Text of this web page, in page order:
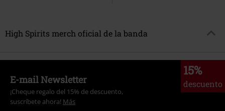
High Spirits merch oficial de la banda
15%
descuento
E-mail Newsletter
¡Cheque regalo del 15% de descuento,
suscríbete ahora! Más